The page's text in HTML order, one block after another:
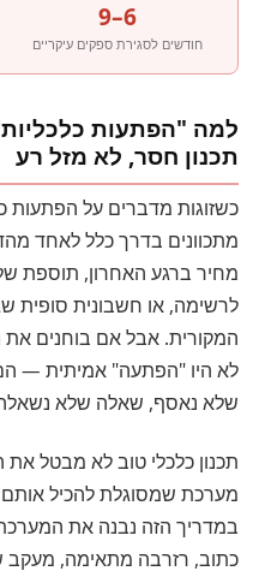
6–9
חודשים לסגירת ספקים עיקריים
למה "הפתעות
תכנון חסר, לא מזל רע
כשזוגות מדברים על הפתעות
מתכוונים בדרך כלל לאחד
מחיר ברגע האחרון, תוספת
לרשימה, או חשבונית סופית
המקורית. אבל אם בוחנים
לא היו "הפתעה" אמיתית —
שלא נאסף, שאלה שלא
תכנון כלכלי טוב לא מבטל
מערכת שמסוגלת להכיל
במדריך הזה נבנה את
כתוב, רזרבה מתאימה, מעקב